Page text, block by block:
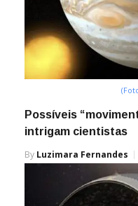
Possíveis
intrigam cientistas
By Luzimara Fernandes